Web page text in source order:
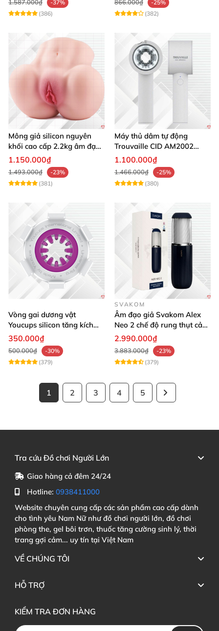
1.587.000₫
-37%
(386)
866.000₫
-25%
(382)
Mông giả silicon nguyên
khối cao cấp 2.2kg âm đạo
và hậu môn khít bót
1.150.000₫
1.493.000₫
-23%
(381)
Máy thủ dâm tự động
Trouvaille CID AM2002
tăng khoái cảm
1.100.000₫
1.466.000₫
-25%
(380)
Vòng gai dương vật
Youcups silicon tăng kích
thước cực mạnh
350.000₫
500.000₫
-30%
(379)
SVAKOM
Âm đạo giả Svakom Alex
Neo 2 chế độ rung thụt cảm
giác thật
2.990.000₫
3.883.000₫
-23%
(379)
1 2 3 4 5
Tra cứu Đồ chơi Người Lớn
Giao hàng cả đêm 24/24
Hotline: 0938411000
Website chuyên cung cấp các sản phẩm cao cấp dành
cho tình yêu Nam Nữ như đồ chơi người lớn, đồ chơi
phòng the, gel bôi trơn, thuốc tăng cường sinh lý, thời
trang gợi cảm... uy tín tại Việt Nam
VỀ CHÚNG TÔI
HỖ TRỢ
KIỂM TRA ĐƠN HÀNG